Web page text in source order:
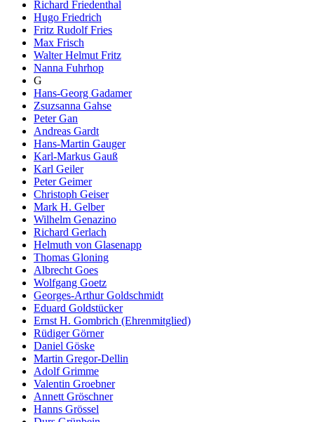
Richard Friedenthal
Hugo Friedrich
Fritz Rudolf Fries
Max Frisch
Walter Helmut Fritz
Nanna Fuhrhop
G
Hans-Georg Gadamer
Zsuzsanna Gahse
Peter Gan
Andreas Gardt
Hans-Martin Gauger
Karl-Markus Gauß
Karl Geiler
Peter Geimer
Christoph Geiser
Mark H. Gelber
Wilhelm Genazino
Richard Gerlach
Helmuth von Glasenapp
Thomas Gloning
Albrecht Goes
Wolfgang Goetz
Georges-Arthur Goldschmidt
Eduard Goldstücker
Ernst H. Gombrich (Ehrenmitglied)
Rüdiger Görner
Daniel Göske
Martin Gregor-Dellin
Adolf Grimme
Valentin Groebner
Annett Gröschner
Hanns Grössel